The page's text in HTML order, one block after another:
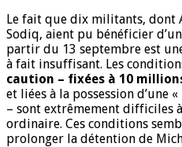
Le fait que dix militants, dont
Sodiq, aient pu bénéficier
partir du 13 septembre est
à fait insuffisant. Les
caution – fixées à 10
et liées à la possession d’une
– sont extrêmement difficiles
ordinaire. Ces conditions
prolonger la détention de